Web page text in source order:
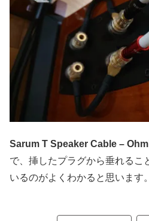
Sarum T Speaker Cable –
で、挿したプラグから垂れるこ
いるのがよくわかると思います。